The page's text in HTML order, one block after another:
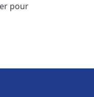
pour